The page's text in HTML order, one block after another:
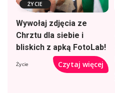
ŻYCIE
Wywołaj zdjęcia ze
Chrztu dla siebie i
bliskich z apką FotoLab!
Życie Czytaj więcej